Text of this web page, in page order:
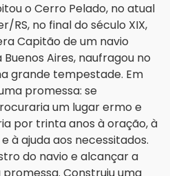
o Cerro Pelado, no atual
RS, no final do século XIX,
Capitão de um navio
Aires, naufragou no
grande tempestade. Em
promessa: se
um lugar ermo e
por trinta anos à oração, à
à ajuda aos necessitados.
do navio e alcançar a